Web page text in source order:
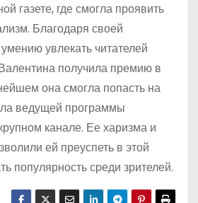
газете, где смогла проявить
Благодаря своей
увлекать читателей
получила премию в
она смогла попасть на
ведущей программы
канале. Ее харизма и
ей преуспеть в этой
популярность среди зрителей.